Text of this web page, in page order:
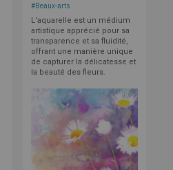
#Beaux-arts
L'aquarelle est un médium
artistique apprécié pour sa
transparence et sa fluidité,
offrant une manière unique
de capturer la délicatesse et
la beauté des fleurs.